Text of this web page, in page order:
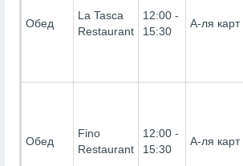
Обед
La Tasca
Restaurant
12:00 -
15:30
А-ля карт
Обед
Fino
Restaurant
12:00 -
15:30
А-ля карт